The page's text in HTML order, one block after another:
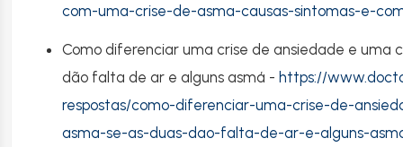
com-uma-crise-de-asma-causas-sintomas-e-
Como diferenciar uma crise de ansiedade e uma
dão falta de ar e alguns asmá - https://
respostas/como-diferenciar-uma-crise-de-
asma-se-as-duas-dao-falta-de-ar-e-alguns-